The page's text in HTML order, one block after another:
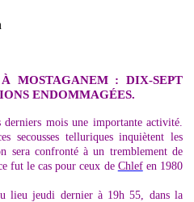
À MOSTAGANEM : DIX-SEPT
ENDOMMAGÉES.
mois une importante activité.
secousses telluriques inquiètent les
sera confronté à un tremblement de
fut le cas pour ceux de Chlefen 1980
lieu jeudi dernier à 19h 55, dans la